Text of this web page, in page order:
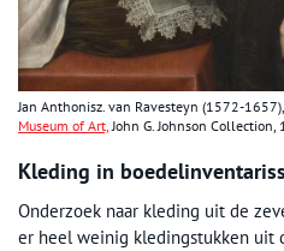
Jan Anthonisz. van Ravesteyn (1572-
Museum of Art,John G. Johnson Collection,
Kleding in
Onderzoek naar kleding uit de
er heel weinig kledingstukken uit